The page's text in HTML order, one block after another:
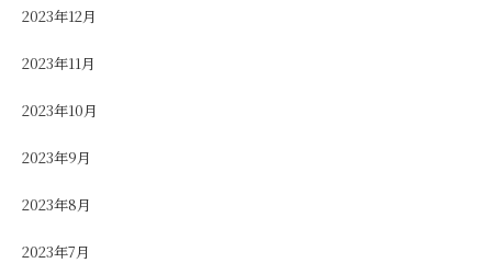
2023年12月
2023年11月
2023年10月
2023年9月
2023年8月
2023年7月